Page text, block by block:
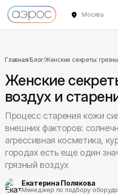
Москва
Главная/Блог/Женские секреты:
Женские
воздух и
Процесс старения кожи
внешних факторов:
агрессивная косметика,
городах есть еще один
грязный воздух
Екатерина Полякова
Менеджер по подбору